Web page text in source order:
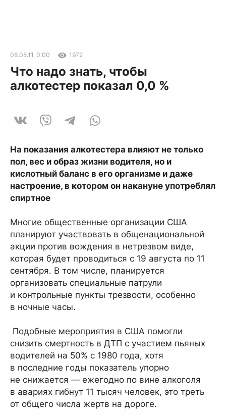
08.08.11, 0:00 1972
Что надо знать, чтобы
алкотестер показал 0,0 %
На показания алкотестера влияют не только
пол, вес и образ жизни водителя, но и
кислотный баланс в его организме и даже
настроение, в котором он накануне употреблял
спиртное
Многие общественные организации США
планируют участвовать в общенациональной
акции против вождения в нетрезвом виде,
которая будет проводиться с 19 августа по 11
сентября. В том числе, планируется
организовать специальные патрули
и контрольные пункты трезвости, особенно
в ночные часы.
Подобные мероприятия в США помогли
снизить смертность в ДТП с участием пьяных
водителей на 50% с 1980 года, хотя
в последние годы показатель упорно
не снижается — ежегодно по вине алкоголя
в авариях гибнут 11 тысяч человек, это треть
от общего числа жертв на дороге.